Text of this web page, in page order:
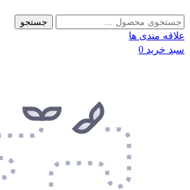
جستجو
علاقه مندی ها
سبد خرید 0